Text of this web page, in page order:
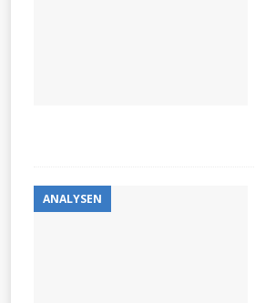
ANALYSEN